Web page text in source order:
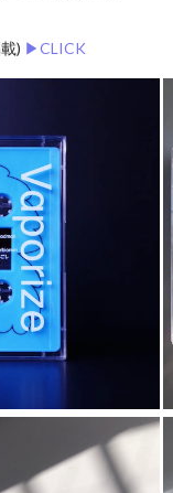
) ▶︎CLICK